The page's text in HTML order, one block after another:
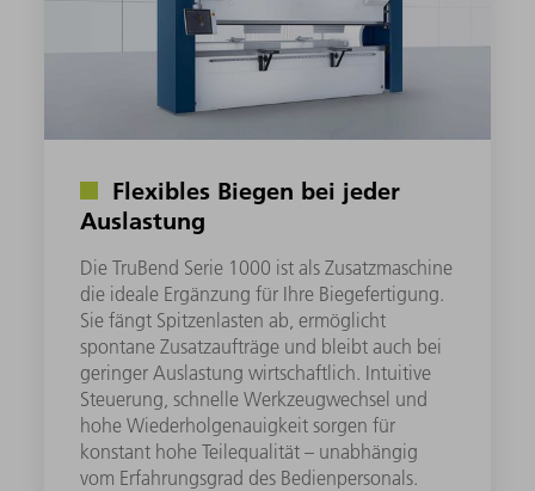
Flexibles Biegen bei jeder
Auslastung
Die TruBend Serie 1000 ist als Zusatzmaschine
die ideale Ergänzung für Ihre Biegefertigung.
Sie fängt Spitzenlasten ab, ermöglicht
spontane Zusatzaufträge und bleibt auch bei
geringer Auslastung wirtschaftlich. Intuitive
Steuerung, schnelle Werkzeugwechsel und
hohe Wiederholgenauigkeit sorgen für
konstant hohe Teilequalität – unabhängig
vom Erfahrungsgrad des Bedienpersonals.